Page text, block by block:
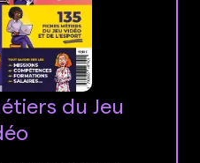
du Jeu